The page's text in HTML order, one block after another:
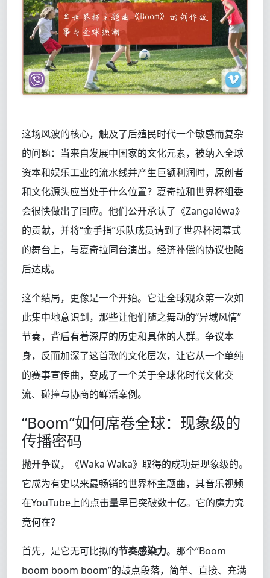
这场风波的核心，触及了后殖民时代一个敏感而复杂
的问题：当来自发展中国家的文化元素，被纳入全球
资本和娱乐工业的流水线并产生巨额利润时，原创者
和文化源头应当处于什么位置？夏奇拉和世界杯组委
会很快做出了回应。他们公开承认了《Zangaléwa》
的贡献，并将“金手指”乐队成员请到了世界杯闭幕式
的舞台上，与夏奇拉同台演出。经济补偿的协议也随
后达成。
这个结局，更像是一个开始。它让全球观众第一次如
此集中地意识到，那些让他们随之舞动的“异域风情”
节奏，背后有着深厚的历史和具体的人群。争议本
身，反而加深了这首歌的文化层次，让它从一个单纯
的赛事宣传曲，变成了一个关于全球化时代文化交
流、碰撞与协商的鲜活案例。
“Boom”如何席卷全球：现象级的
传播密码
抛开争议，《Waka Waka》取得的成功是现象级的。
它成为有史以来最畅销的世界杯主题曲，其音乐视频
在YouTube上的点击量早已突破数十亿。它的魔力究
竟何在？
首先，是它无可比拟的节奏感染力。那个“Boom
boom boom boom”的鼓点段落，简单、直接、充满